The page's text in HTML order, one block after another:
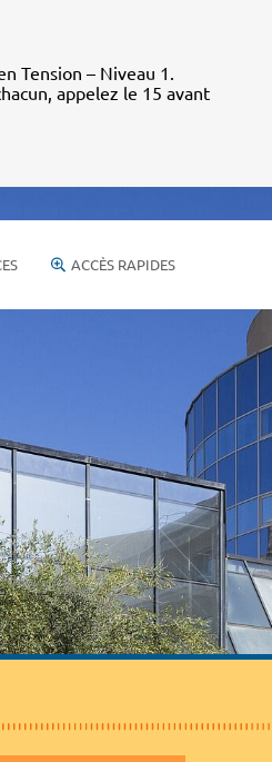
Tension – Niveau 1.
appelez le 15 avant
ACCÈS RAPIDES